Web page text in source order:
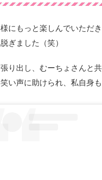
にもっと楽しんでいただき
ぎました（笑）
り出し、むーちょさんと
い声に助けられ、私自身